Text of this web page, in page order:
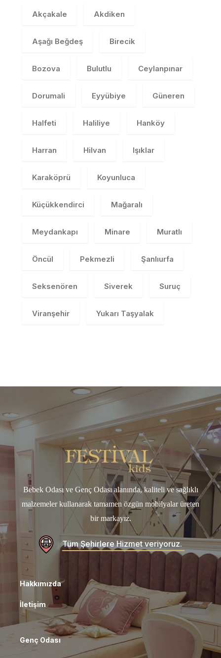
Akçakale Akdiken
Aşağı Beğdeş Birecik
Bozova Bulutlu Ceylanpınar
Dorumali Eyyübiye Güneren
Halfeti Haliliye Hanköy
Harran Hilvan Işıklar
Karaköprü Koyunluca
Küçükkendirci Mağaralı
Meydankapı Minare Muratlı
Öncül Pekmezli Şanlıurfa
Seksenören Siverek Suruç
Viranşehir Yukarı Taşyalak
Bebek Odası ve Genç Odası alanında, kaliteli ve sağlıklı
malzemeler kullanarak tamamen özgün mobilyalar üreten
bir markayız.
Tüm Şehirlere Hizmet veriyoruz.
Hakkımızda
İletişim
Genç Odası